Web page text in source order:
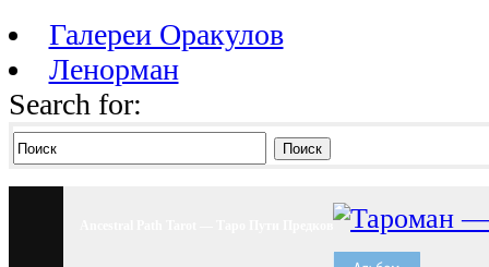
Галереи Оракулов
Ленорман
Search for:
Поиск